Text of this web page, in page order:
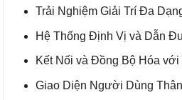
Trải Nghiệm Giải Trí Đa
Hệ Thống Định Vị và Dẫn
Kết Nối và Đồng Bộ Hóa
Giao Diện Người Dùng